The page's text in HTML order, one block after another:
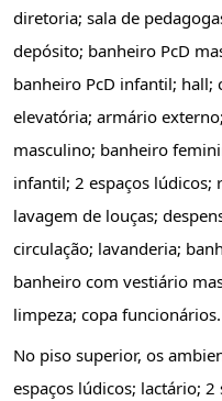
diretoria; sala de
depósito; banheiro PcD
banheiro PcD infantil; hall;
elevatória; armário
masculino; banheiro
infantil; 2 espaços
lavagem de louças;
circulação; lavanderia;
banheiro com vestiário
limpeza; copa funcionários.
No piso superior, os
espaços lúdicos; lactário;